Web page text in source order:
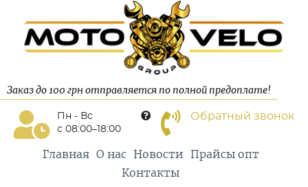
Заказ до 100 грн отправляется по полной предоплате!
Пн - Вс
с 08:00–18:00
Обратный звонок
Главная О нас Новости
Прайсы опт
Контакты